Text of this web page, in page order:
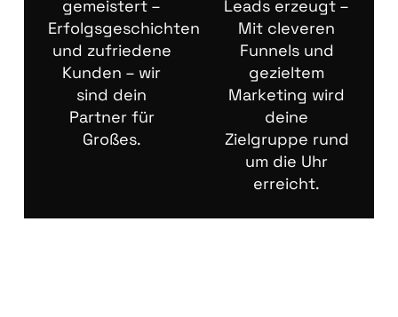
gemeistert –
Erfolgsgeschichten
und zufriedene
Kunden – wir
sind dein
Partner für
Großes.
Leads erzeugt –
Mit cleveren
Funnels und
gezieltem
Marketing wird
deine
Zielgruppe rund
um die Uhr
erreicht.